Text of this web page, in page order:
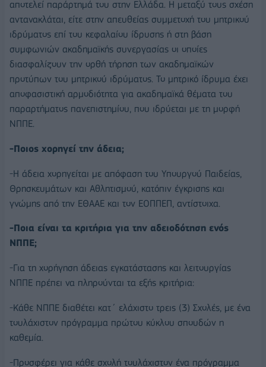
αποτελεί παράρτημά του στην Ελλάδα. Η μεταξύ τους σχέση
αντανακλάται, είτε στην απευθείας συμμετοχή του μητρικού
ιδρύματος επί του κεφαλαίου ίδρυσης ή στη βάση
συμφωνιών ακαδημαϊκής συνεργασίας οι οποίες
διασφαλίζουν την ορθή τήρηση των ακαδημαϊκών
προτύπων του μητρικού ιδρύματος. Το μητρικό ίδρυμα έχει
αποφασιστική αρμοδιότητα για ακαδημαϊκά θέματα του
παραρτήματος πανεπιστημίου, που ιδρύεται με τη μορφή
ΝΠΠΕ.
-Ποιος χορηγεί την άδεια;
-Η άδεια χορηγείται με απόφαση του Υπουργού Παιδείας,
Θρησκευμάτων και Αθλητισμού, κατόπιν έγκρισης και
γνώμης από την ΕΘΑΑΕ και τον ΕΟΠΠΕΠ, αντίστοιχα.
-Ποια είναι τα κριτήρια για την αδειοδότηση ενός
ΝΠΠΕ;
-Για τη χορήγηση άδειας εγκατάστασης και λειτουργίας
ΝΠΠΕ πρέπει να πληρούνται τα εξής κριτήρια:
-Κάθε ΝΠΠΕ διαθέτει κατ΄ ελάχιστο τρεις (3) Σχολές, με ένα
τουλάχιστον πρόγραμμα πρώτου κύκλου σπουδών η
καθεμία.
-Προσφέρει για κάθε σχολή τουλάχιστον ένα πρόγραμμα